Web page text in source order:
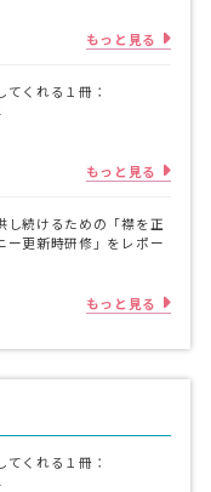
もっと見る
くれる１冊：
もっと見る
し続けるための「襟を正
ー更新時研修」をレポー
もっと見る
くれる１冊：